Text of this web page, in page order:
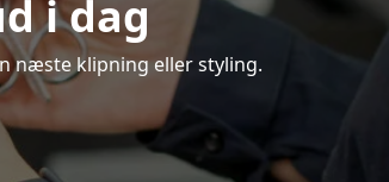
i dag
næste klipning eller styling.